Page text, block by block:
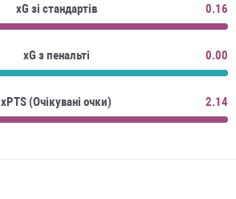
xG зі стандартів 0.16
xG з пенальті 0.00
xPTS (Очікувані очки) 2.14